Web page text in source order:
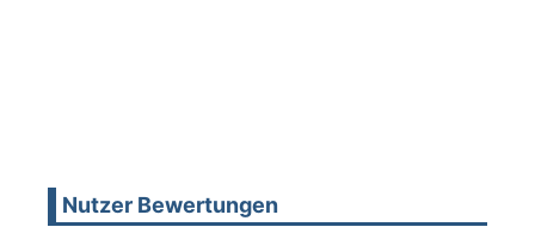
Nutzer Bewertungen